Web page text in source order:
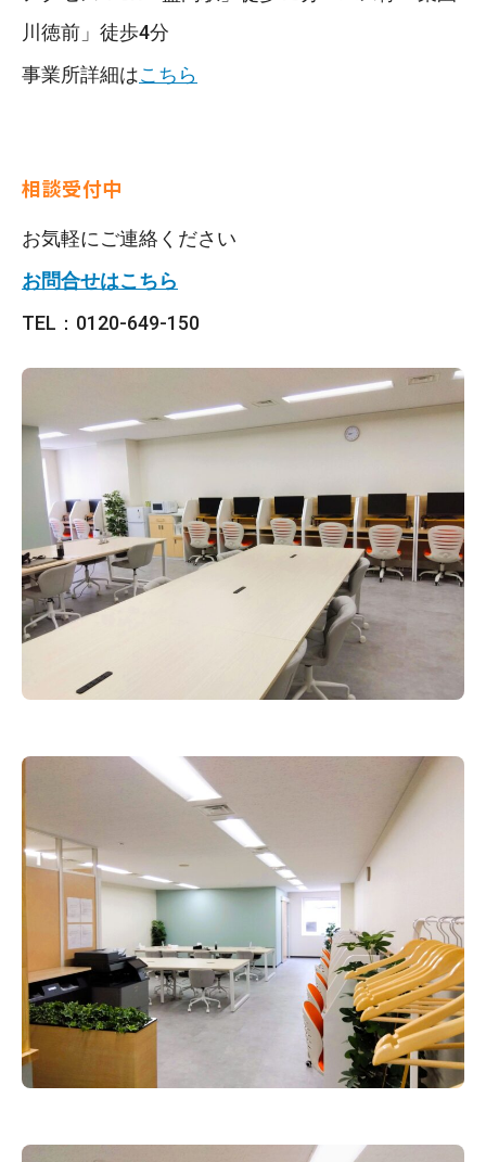
川徳前」徒歩4分
事業所詳細はこちら
相談受付中
お気軽にご連絡ください
お問合せはこちら
TEL：0120-649-150